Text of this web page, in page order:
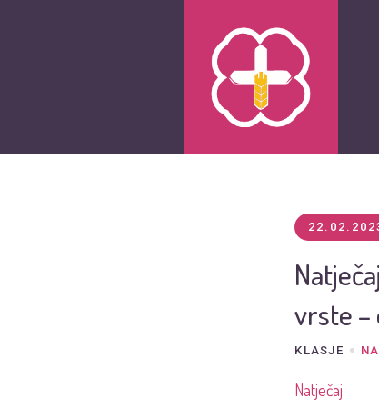
vrste –
KLASJE
Natječaj